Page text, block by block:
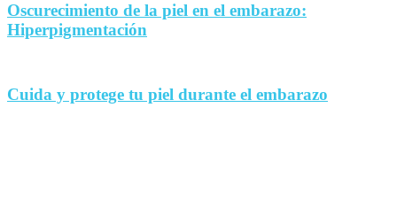
Oscurecimiento de la piel en el embarazo:
Hiperpigmentación
Cuida y protege tu piel durante el embarazo